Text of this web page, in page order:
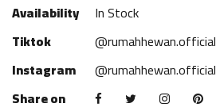
Availability
In Stock
Tiktok
@rumahhewan.official
Instagram
@rumahhewan.official
Share on